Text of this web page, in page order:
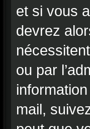
et si vous
devrez
ou par
mail,